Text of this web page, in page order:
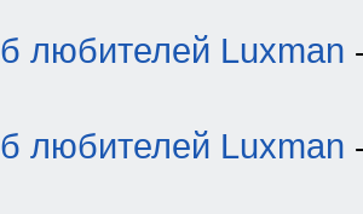
любителей Luxman
любителей Luxman